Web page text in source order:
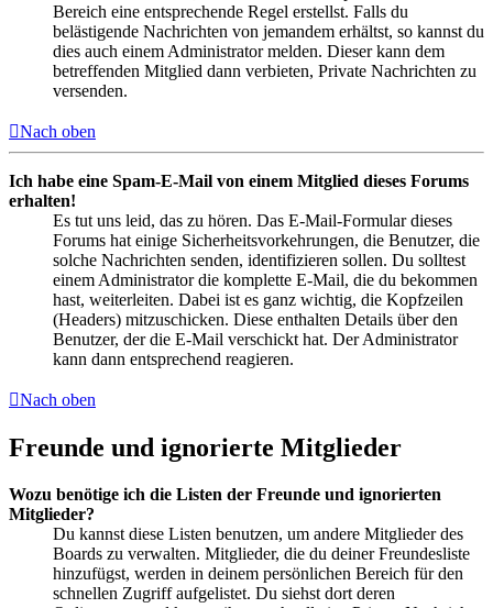
Bereich eine entsprechende Regel erstellst. Falls du
belästigende Nachrichten von jemandem erhältst, so kannst du
dies auch einem Administrator melden. Dieser kann dem
betreffenden Mitglied dann verbieten, Private Nachrichten zu
versenden.
Nach oben
Ich habe eine Spam-E-Mail von einem Mitglied dieses Forums
erhalten!
Es tut uns leid, das zu hören. Das E-Mail-Formular dieses
Forums hat einige Sicherheitsvorkehrungen, die Benutzer, die
solche Nachrichten senden, identifizieren sollen. Du solltest
einem Administrator die komplette E-Mail, die du bekommen
hast, weiterleiten. Dabei ist es ganz wichtig, die Kopfzeilen
(Headers) mitzuschicken. Diese enthalten Details über den
Benutzer, der die E-Mail verschickt hat. Der Administrator
kann dann entsprechend reagieren.
Nach oben
Freunde und ignorierte Mitglieder
Wozu benötige ich die Listen der Freunde und ignorierten
Mitglieder?
Du kannst diese Listen benutzen, um andere Mitglieder des
Boards zu verwalten. Mitglieder, die du deiner Freundesliste
hinzufügst, werden in deinem persönlichen Bereich für den
schnellen Zugriff aufgelistet. Du siehst dort deren